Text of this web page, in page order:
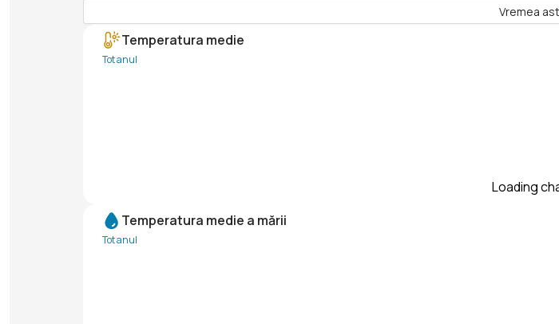
Vremea
Temperatura medie
Tot anul
Loading
Temperatura medie a mării
Tot anul